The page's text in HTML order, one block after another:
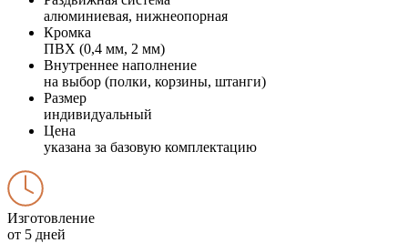
алюминиевая, нижнеопорная
Кромка
ПВХ (0,4 мм, 2 мм)
Внутреннее наполнение
на выбор (полки, корзины, штанги)
Размер
индивидуальный
Цена
указана за базовую комплектацию
Изготовление
от 5 дней